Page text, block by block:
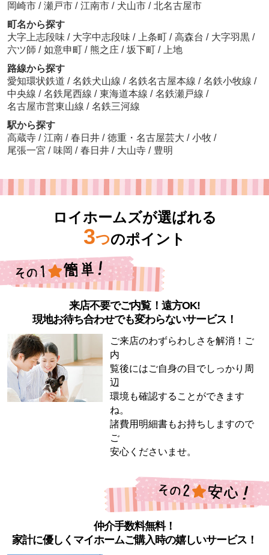
岡崎市 / 瀬戸市 / 江南市 / 犬山市 / 北名古屋市
町名から探す
大字上志段味 / 大字中志段味 / 上条町 / 高森台 / 大字羽黒 /
六ツ師 / 如意申町 / 熊之庄 / 坂下町 /
上地
路線から探す
愛知環状鉄道 / 名鉄犬山線 / 名鉄名古屋本線 / 名鉄小牧線 /
中央線 / 名鉄尾西線 / 東海道本線 / 名鉄瀬戸線 /
名古屋市営東山線 / 名鉄三河線
駅から探す
高蔵寺 / 江南 / 春日井 / 徳重・名古屋芸大 / 小牧 /
尾張一宮 / 味岡 / 春日井 / 大山寺 / 豊明
ロイホームズが選ばれる
3つのポイント
来店不要でご内覧！遠方OK!
現地お待ち合わせでも変わらないサービス！
ご来店のわずらわしさを解消！ご
内
覧後にはご自身の目でしっかり周
辺
環境も確認することができます
ね。
諸費用明細書もお持ちしますので
ご
安心くださいませ。
仲介手数料無料！
家計に優しくマイホームご購入時の嬉しいサービス！